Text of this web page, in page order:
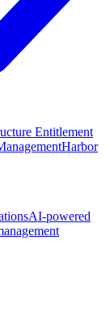
Entitlement
Harbor
AI-powered